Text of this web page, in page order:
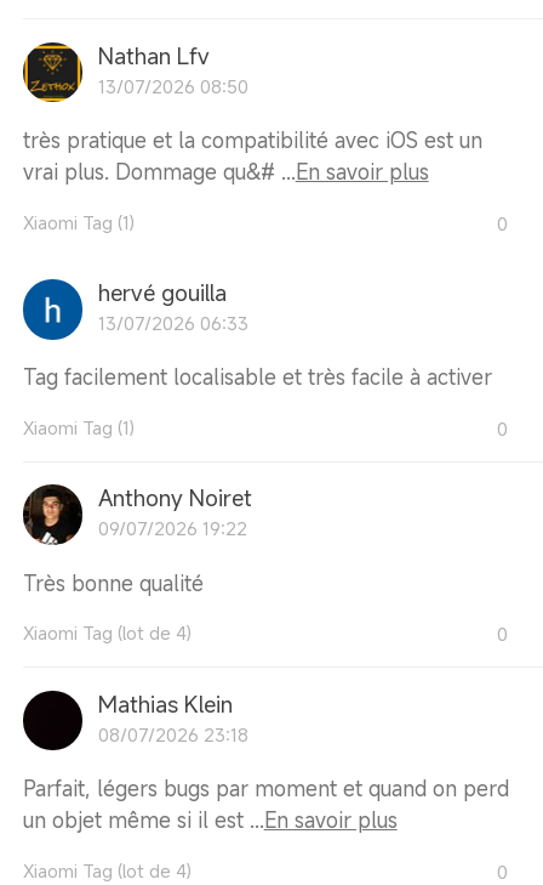
Nathan Lfv
13/07/2026 08:50
très pratique et la compatibilité avec iOS est un
vrai plus. Dommage qu&# ...En savoir plus
Xiaomi Tag (1) 0
hervé gouilla
13/07/2026 06:33
Tag facilement localisable et très facile à activer
Xiaomi Tag (1) 0
Anthony Noiret
09/07/2026 19:22
Très bonne qualité
Xiaomi Tag (lot de 4) 0
Mathias Klein
08/07/2026 23:18
Parfait, légers bugs par moment et quand on perd
un objet même si il est ...En savoir plus
Xiaomi Tag (lot de 4) 0